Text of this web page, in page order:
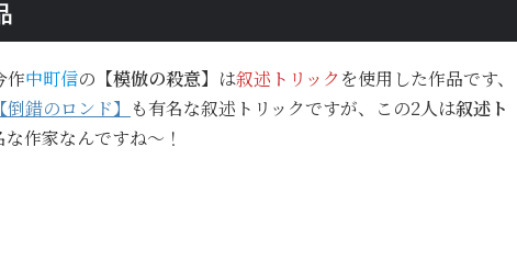
作中町信の 【模倣の殺意】 は叙述トリック を使用した作品です、
【倒錯のロンド】 も有名な叙述トリックですが、この2人は叙述ト
な作家なんですね～！